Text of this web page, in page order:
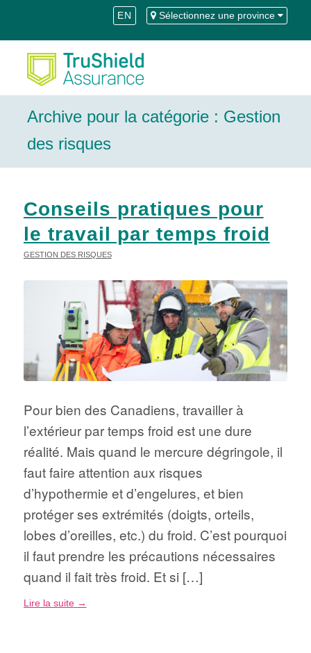
Content
la
navigation
EN Sélectionnez une province
Archive pour la catégorie : Gestion
des risques
Conseils pratiques pour
le travail par temps froid
GESTION DES RISQUES
Pour bien des Canadiens, travailler à
l’extérieur par temps froid est une dure
réalité. Mais quand le mercure dégringole, il
faut faire attention aux risques
d’hypothermie et d’engelures, et bien
protéger ses extrémités (doigts, orteils,
lobes d’oreilles, etc.) du froid. C’est pourquoi
il faut prendre les précautions nécessaires
quand il fait très froid. Et si […]
Lire la suite→